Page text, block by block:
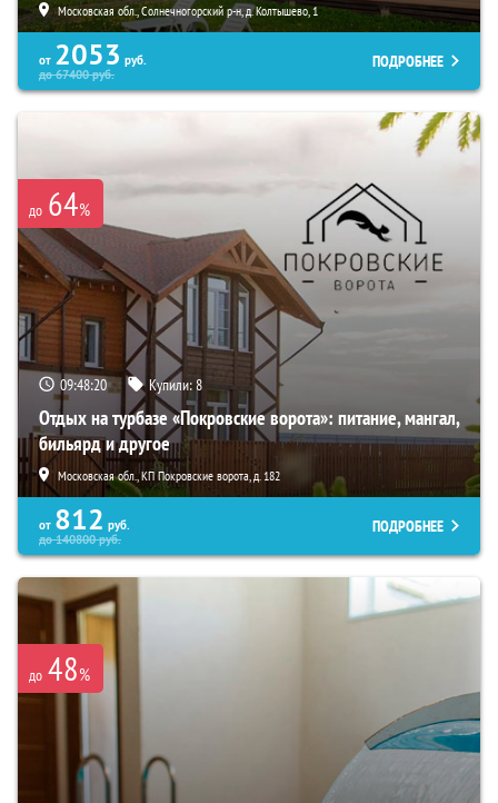
Московская обл., Солнечногорский р-н, д. Колтышево, 1
от 2053 руб.
до67400руб.
ПОДРОБНЕЕ
до 64%
09:48:19 Купили:8
Отдых на турбазе «Покровские ворота»: питание, мангал,
бильярд и другое
Московская обл., КП Покровские ворота, д. 182
от 812 руб.
до140800руб.
ПОДРОБНЕЕ
до 48%